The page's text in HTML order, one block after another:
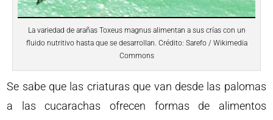
La variedad de arañas Toxeus magnus alimentan a sus crías con un
fluido nutritivo hasta que se desarrollan. Crédito: Sarefo / Wikimedia
Commons
Se sabe que las criaturas que van desde las palomas
a las cucarachas ofrecen formas de alimentos